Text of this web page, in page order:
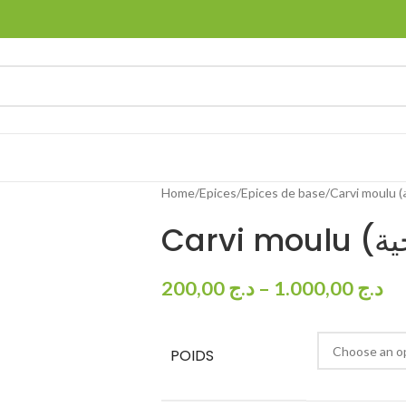
Home Epices Epices de base
د.ج200,00 – د.ج1.000,00
POIDS